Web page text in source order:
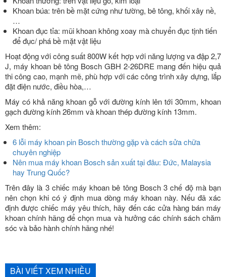
Khoan búa: trên bề mặt cứng như tường, bê tông, khối xây nề,
…
Khoan đục tỉa: mũi khoan không xoay mà chuyển đục tịnh tiến
để đục/ phá bề mặt vật liệu
Hoạt động với công suất 800W kết hợp với năng lượng va đập 2,7
J, máy khoan bê tông Bosch GBH 2-26DRE mang đến hiệu quả
thi công cao, mạnh mẽ, phù hợp với các công trình xây dựng, lắp
đặt điện nước, điều hòa,…
Máy có khả năng khoan gỗ với đường kính lên tới 30mm, khoan
gạch đường kính 26mm và khoan thép đường kính 13mm.
Xem thêm:
6 lỗi máy khoan pin Bosch thường gặp và cách sửa chữa
chuyên nghiệp
Nên mua máy khoan Bosch sản xuất tại đâu: Đức, Malaysia
hay Trung Quốc?
Trên đây là 3 chiếc máy khoan bê tông Bosch 3 chế độ mà bạn
nên chọn khi có ý định mua dòng máy khoan này. Nếu đã xác
định được chiếc máy yêu thích, hãy đến các cửa hàng bán máy
khoan chính hãng để chọn mua và hưởng các chính sách chăm
sóc và bảo hành chính hãng nhé!
BÀI VIẾT XEM NHIỀU